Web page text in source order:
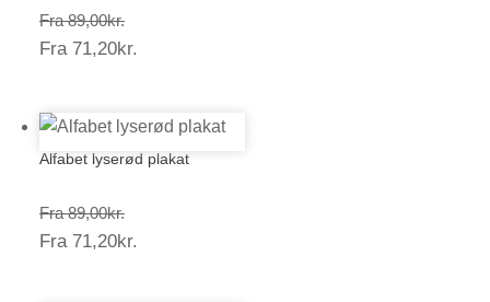
Fra 89,00kr.Prisinterval:
89,00kr.
Fra 71,20kr.
Alfabet lyserød plakat
Fra 89,00kr.Prisinterval:
89,00kr.
Fra 71,20kr.